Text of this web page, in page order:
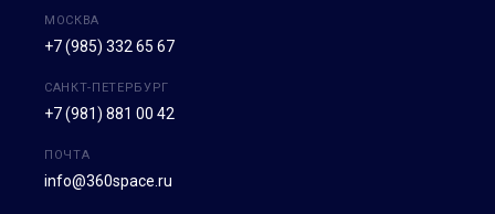
МОСКВА
+7 (985) 332 65 67
САНКТ-ПЕТЕРБУРГ
+7 (981) 881 00 42
ПОЧТА
info@360space.ru